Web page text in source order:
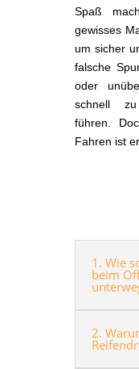
Spaß
gewisses
um sicher
falsche
oder
schnell zu
führen.
Fahren ist
1. Wie
beim
2.